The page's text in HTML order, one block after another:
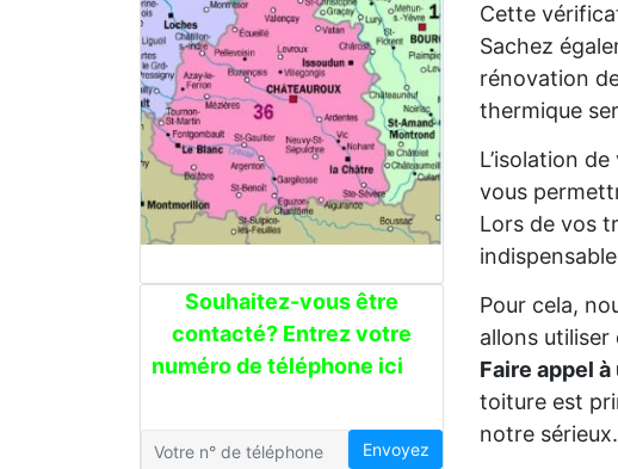
Souhaitez-vous être
contacté? Entrez votre
numéro de téléphone ici
Envoyez
Cette
Sachez
rénovation
thermique
L’isolation
vous
Lors de vos
Pour cela,
allons
Faire appel
toiture est
notre